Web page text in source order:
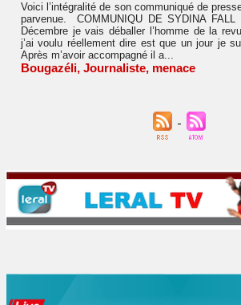
Voici l’intégralité de son communiqué de
parvenue. COMMUNIQU DE SYDINA
Décembre je vais déballer l’homme de la
j’ai voulu réellement dire est que un jour je
Après m’avoir accompagné il a...
Bougazéli, Journaliste, menace